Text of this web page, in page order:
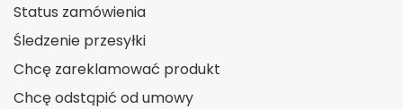
Status zamówienia
Śledzenie przesyłki
Chcę zareklamować produkt
Chcę odstąpić od umowy